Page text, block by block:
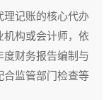
理记账的核心代办
机构或会计师，依
度财务报告编制与
合监管部门检查等